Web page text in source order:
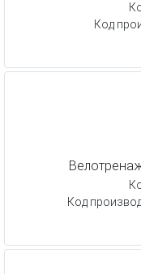
Код
Код